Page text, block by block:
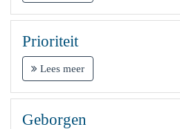
Prioriteit
Lees meer
Geborgen